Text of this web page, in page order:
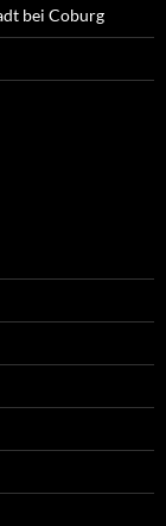
bei Coburg